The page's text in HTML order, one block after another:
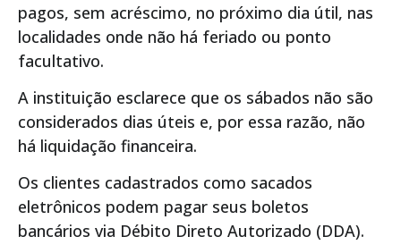
pagos, sem acréscimo, no próximo dia útil, nas
localidades onde não há feriado ou ponto
facultativo.
A instituição esclarece que os sábados não são
considerados dias úteis e, por essa razão, não
há liquidação financeira.
Os clientes cadastrados como sacados
eletrônicos podem pagar seus boletos
bancários via Débito Direto Autorizado (DDA).